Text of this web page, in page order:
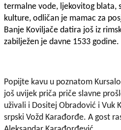
termalne vode, ljekovitog blata,
kulture, odličan je mamac za
Banje Koviljače datira još iz
zabilježen je davne 1533 godine.
Popijte kavu u poznatom
još uvijek priča priče slavne
uživali i Dositej Obradović i Vuk
srpski Vožd Karađorđe. A gost